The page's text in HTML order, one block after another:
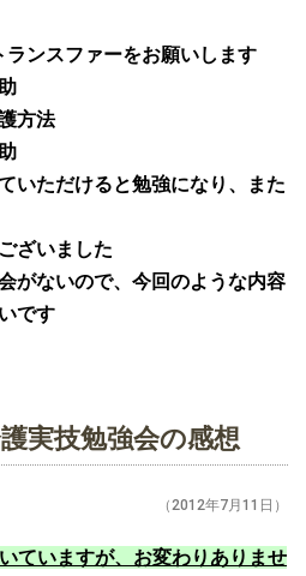
ランスファーをお願いします
方法
いただけると勉強になり、また
ざいました
がないので、今回のような内容
です
実技勉強会の感想
（2012年7月11日）
ていますが、お変わりありませ